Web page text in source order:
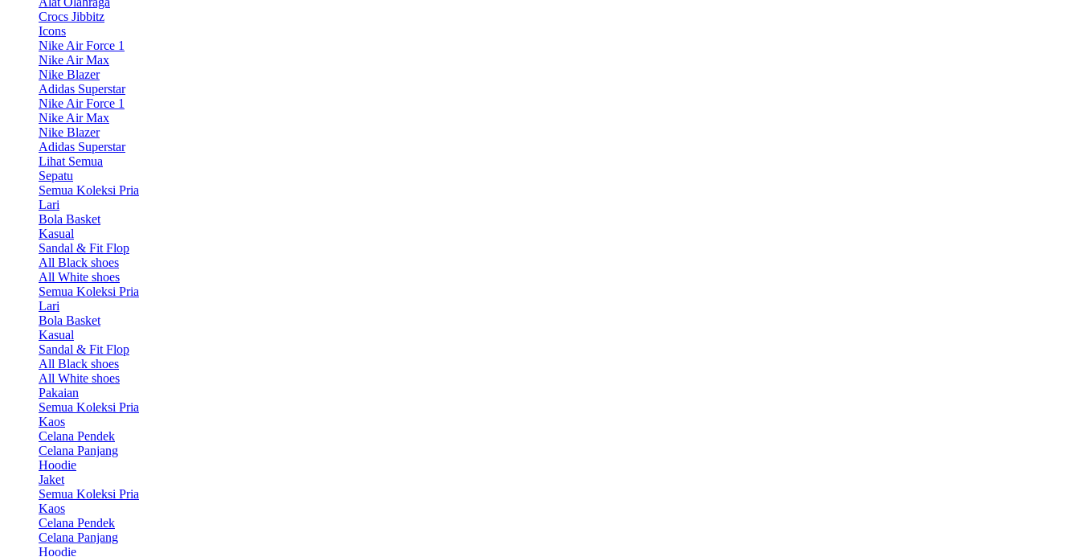
Crocs Jibbitz
Icons
Nike Air Force 1
Nike Air Max
Nike Blazer
Adidas Superstar
Nike Air Force 1
Nike Air Max
Nike Blazer
Adidas Superstar
Lihat Semua
Sepatu
Semua Koleksi Pria
Lari
Bola Basket
Kasual
Sandal & Fit Flop
All Black shoes
All White shoes
Semua Koleksi Pria
Lari
Bola Basket
Kasual
Sandal & Fit Flop
All Black shoes
All White shoes
Pakaian
Semua Koleksi Pria
Kaos
Celana Pendek
Celana Panjang
Hoodie
Jaket
Semua Koleksi Pria
Kaos
Celana Pendek
Celana Panjang
Hoodie